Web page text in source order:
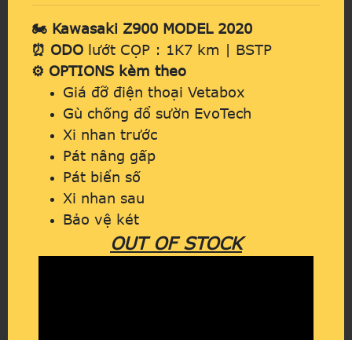
🏍️ Kawasaki Z900 MODEL 2020
⏰ ODO lướt CỌP : 1K7 km | BSTP
⚙️ OPTIONS kèm theo
Giá đỡ điện thoại Vetabox
Gù chống đổ sườn EvoTech
Xi nhan trước
Pát nâng gấp
Pát biển số
Xi nhan sau
Bảo vệ két
OUT OF STOCK